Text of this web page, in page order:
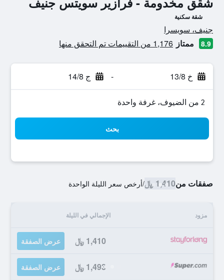
شقة سكنية
تقييم فئة 0
جنيف، سويسرا
8.9 ممتاز 1,176 من التقييمات تم التحقق منها
خ 13/8 - ج 14/8
2 من الضيوف، غرفة واحدة
بحث
صفقات من1,410 ﷼ /أرخص سعر الليلة الواحدة
مزود الإجمالي في الليلة
1,410 ﷼ عرض الصفقة
1,493 ﷼ عرض الصفقة